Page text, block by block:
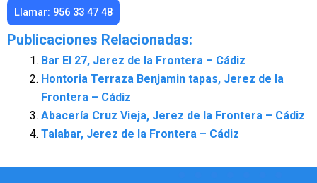
Llamar: 956 33 47 48
Publicaciones Relacionadas:
Bar El 27, Jerez de la Frontera – Cádiz
Hontoria Terraza Benjamin tapas, Jerez de la
Frontera – Cádiz
Abacería Cruz Vieja, Jerez de la Frontera – Cádiz
Talabar, Jerez de la Frontera – Cádiz